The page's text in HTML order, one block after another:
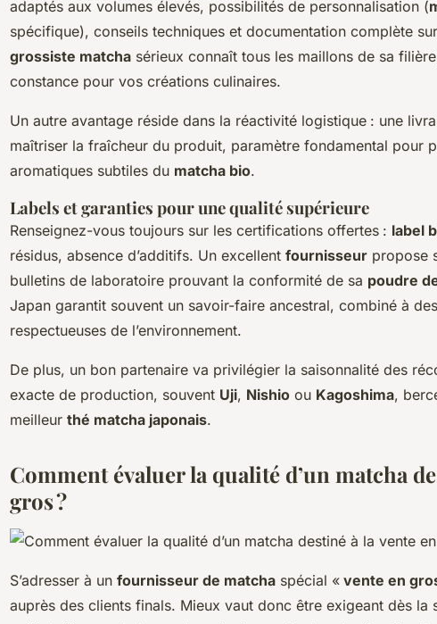
adaptés aux volumes élevés, possibilités de personnalisation (
spécifique), conseils techniques et documentation complète
grossiste matcha sérieux connaît tous les maillons de sa
constance pour vos créations culinaires.
Un autre avantage réside dans la réactivité logistique : une
maîtriser la fraîcheur du produit, paramètre fondamental pour
aromatiques subtiles du matcha bio.
Labels et garanties pour une qualité supérieure
Renseignez-vous toujours sur les certifications offertes : label
résidus, absence d’additifs. Un excellent fournisseur propose
bulletins de laboratoire prouvant la conformité de sa poudre
Japan garantit souvent un savoir-faire ancestral, combiné à
respectueuses de l’environnement.
De plus, un bon partenaire va privilégier la saisonnalité des
exacte de production, souvent Uji, Nishio ou Kagoshima,
meilleur thé matcha japonais.
Comment évaluer la qualité d’un matcha
gros ?
S’adresser à un fournisseur de matcha spécial « vente en
auprès des clients finals. Mieux vaut donc être exigeant dès la